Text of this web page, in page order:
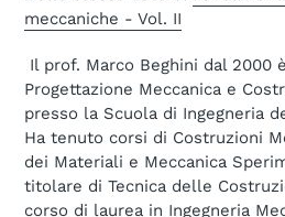
meccaniche - Vol. II
Il prof. Marco Beghini dal 2000
Progettazione Meccanica e
presso la Scuola di Ingegneria
Ha tenuto corsi di Costruzioni
dei Materiali e Meccanica
titolare di Tecnica delle
corso di laurea in Ingegneria